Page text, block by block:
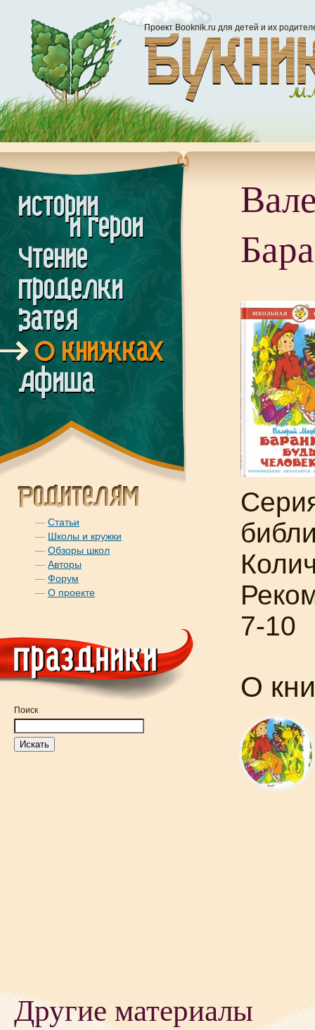
Проект Booknik.ru для детей и их
— Статьи
— Школы и кружки
— Обзоры школ
— Авторы
— Форум
— О проекте
Поиск
7-10
О
Другие материалы